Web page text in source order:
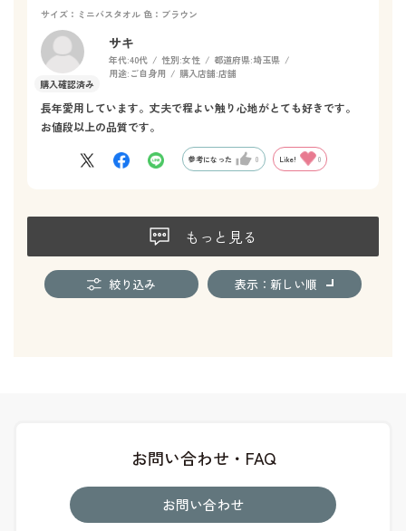
サイズ：ミニバスタオル 色：ブラウン
サキ
年代:40代 性別:女性 都道府県:埼玉県
用途: ご自身用 購入店舗:店舗
長年愛用しています。丈夫で程よい触り心地がとても好きです。
お値段以上の品質です。
参考になった 0 Like! 0
もっと見る
絞り込み 表示：新しい順
お問い合わせ・FAQ
お問い合わせ